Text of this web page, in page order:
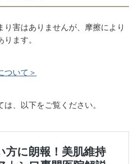
り害はありませんが、摩擦により
ます。
ついて＞
、以下をご覧ください。